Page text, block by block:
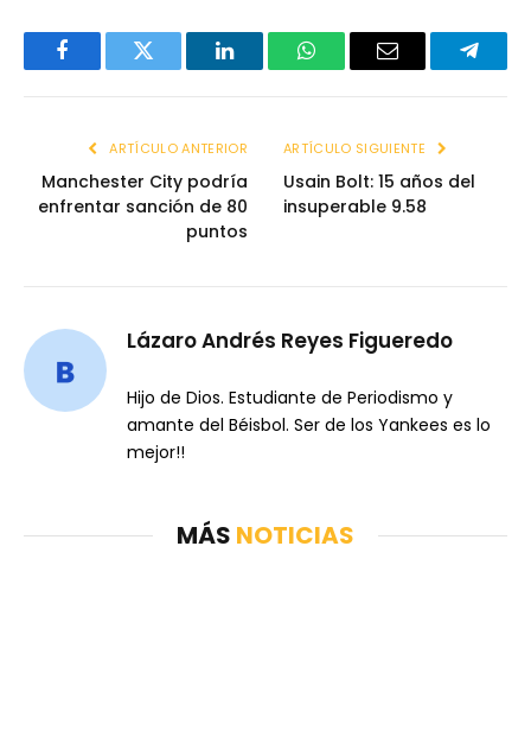
FacebookTwitter LinkedInWhatsAppEmail
ARTÍCULO ANTERIOR
Manchester City podría
enfrentar sanción de 80
puntos
ARTÍCULO SIGUIENTE
Usain Bolt: 15 años del
insuperable 9.58
Lázaro Andrés Reyes Figueredo
Hijo de Dios. Estudiante de Periodismo y
amante del Béisbol. Ser de los Yankees es lo
mejor!!
MÁS NOTICIAS